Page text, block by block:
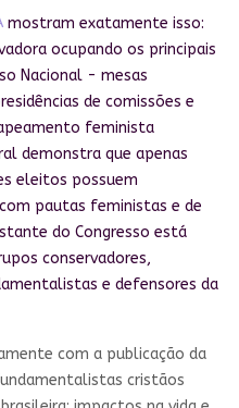
mostram exatamente isso:
ocupando os principais
Nacional - mesas
de comissões e
feminista
demonstra que apenas
eleitos possuem
pautas feministas e de
do Congresso está
conservadores,
e defensores da
com a publicação da
cristãos